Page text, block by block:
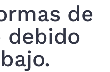
de
debido